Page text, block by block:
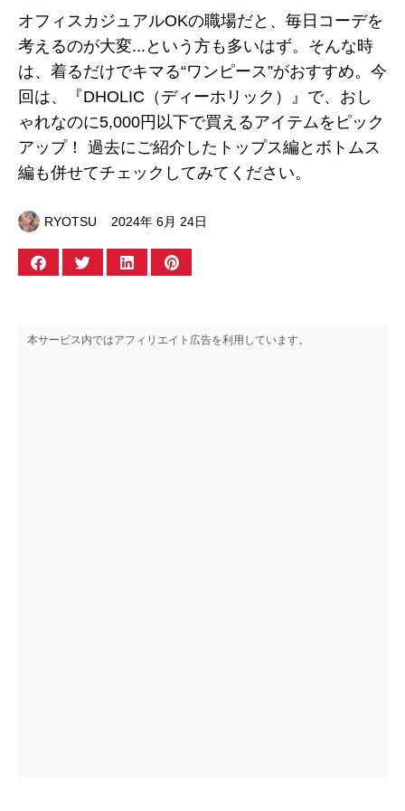
オフィスカジュアルOKの職場だと、毎日コーデを
考えるのが大変...という方も多いはず。そんな時
は、着るだけでキマる“ワンピース”がおすすめ。今
回は、『DHOLIC（ディーホリック）』で、おし
ゃれなのに5,000円以下で買えるアイテムをピック
アップ！ 過去にご紹介したトップス編とボトムス
編も併せてチェックしてみてください。
RYOTSU 2024年 6月 24日
本サービス内ではアフィリエイト広告を利用しています。